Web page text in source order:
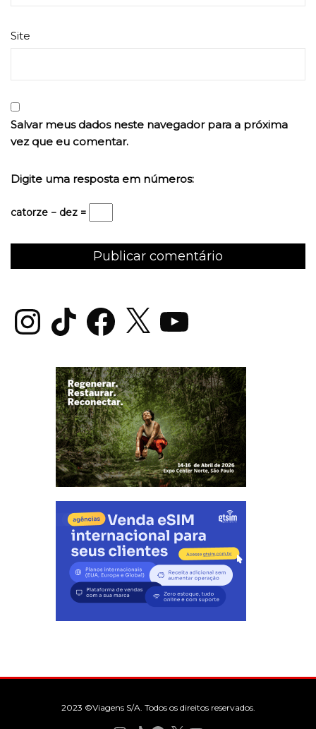
Site
Salvar meus dados neste navegador para a próxima
vez que eu comentar.
Digite uma resposta em números:
catorze − dez =
InstagramTikTok Facebook
X YouTube
2023 ©Viagens S/A. Todos os direitos reservados.